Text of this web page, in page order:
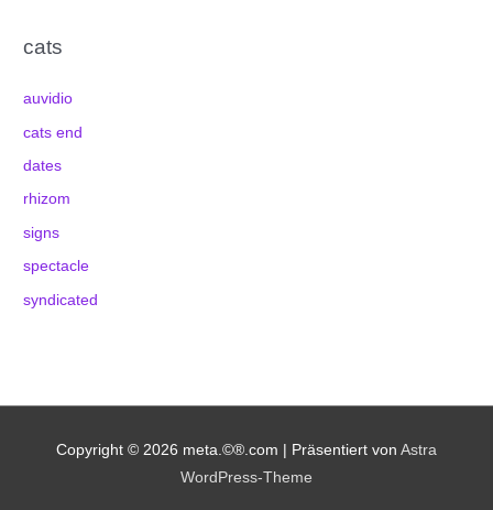
cats
auvidio
cats end
dates
rhizom
signs
spectacle
syndicated
Copyright © 2026 meta.©®.com | Präsentiert von Astra
WordPress-Theme